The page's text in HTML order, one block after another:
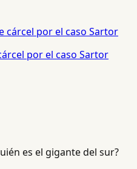
por el caso Sartor